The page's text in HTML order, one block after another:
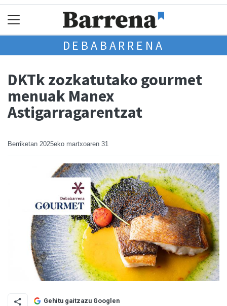
DEBABARRENA
DKTk zozkatutako gourmet
menuak Manex
Astigarragarentzat
Berriketan 2025eko martxoaren 31
Gehitu gaitzazu Googlen